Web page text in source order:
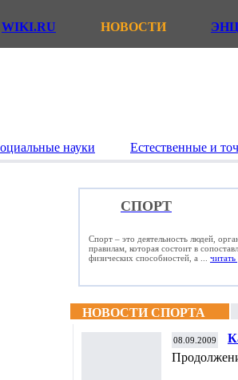
WIKI.RU НОВОСТИ
науки Естественные и
СПОРТ
Спорт – это деятельность людей,
правилам, которая состоит в
физических способностей, а ... читать
НОВОСТИ СПОРТА
08.09.2009